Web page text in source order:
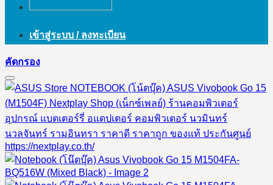
เข้าสู่ระบบ / ลงทะเบียน
คัดกรอง